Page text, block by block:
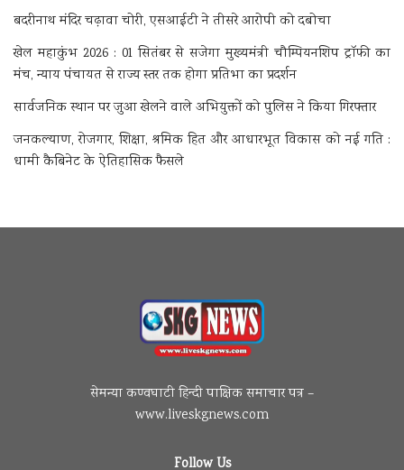
बदरीनाथ मंदिर चढ़ावा चोरी, एसआईटी ने तीसरे आरोपी को दबोचा
खेल महाकुंभ 2026 : 01 सितंबर से सजेगा मुख्यमंत्री चौम्पियनशिप ट्रॉफी का
मंच, न्याय पंचायत से राज्य स्तर तक होगा प्रतिभा का प्रदर्शन
सार्वजनिक स्थान पर जुआ खेलने वाले अभियुक्तों को पुलिस ने किया गिरफ्तार
जनकल्याण, रोजगार, शिक्षा, श्रमिक हित और आधारभूत विकास को नई गति :
धामी कैबिनेट के ऐतिहासिक फैसले
सेमन्या कण्वघाटी हिन्दी पाक्षिक समाचार पत्र –
www.liveskgnews.com
Follow Us